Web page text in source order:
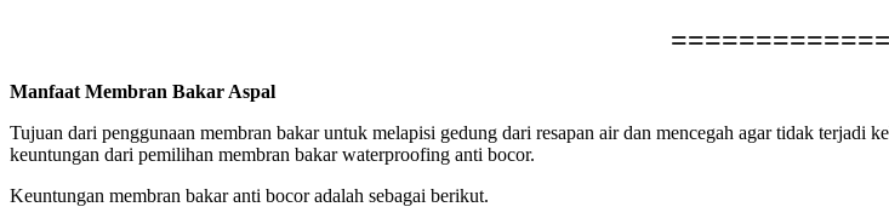
Manfaat Membran Bakar Aspal
Tujuan dari penggunaan membran bakar untuk melapisi gedung dari resapan air dan mencegah agar tidak terjadi
keuntungan dari pemilihan membran bakar waterproofing anti bocor.
Keuntungan membran bakar anti bocor adalah sebagai berikut.